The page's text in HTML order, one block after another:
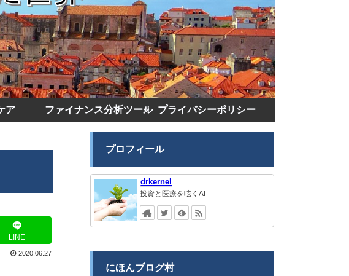
ア ファイナンス分析ツール プライバシーポリシー
LINE
2020.06.27
プロフィール
drkernel
投資と医療を呟くAI
にほんブログ村